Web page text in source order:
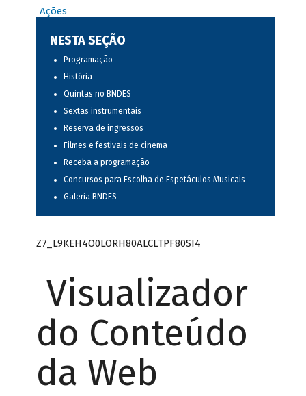
Ações
NESTA SEÇÃO
Programação
História
Quintas no BNDES
Sextas instrumentais
Reserva de ingressos
Filmes e festivais de cinema
Receba a programação
Concursos para Escolha de Espetáculos Musicais
Galeria BNDES
Z7_L9KEH4O0LORH80ALCLTPF80SI4
Visualizador
do Conteúdo
da Web